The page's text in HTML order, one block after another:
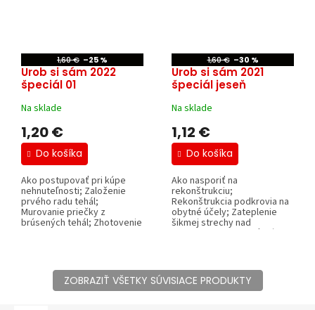
1,60 € –25 %
Urob si sám 2022
špeciál 01
Na sklade
1,20 €
Do košíka
Ako postupovať pri kúpe
nehnuteľnosti; Založenie
prvého radu tehál;
Murovanie priečky z
brúsených tehál; Zhotovenie
1,60 € –30 %
Urob si sám 2021
špeciál jeseň
Na sklade
1,12 €
Do košíka
Ako nasporiť na
rekonštrukciu;
Rekonštrukcia podkrovia na
obytné účely; Zateplenie
šikmej strechy nad
krokvami; Ako zbaviť múry
ZOBRAZIŤ VŠETKY SÚVISIACE PRODUKTY